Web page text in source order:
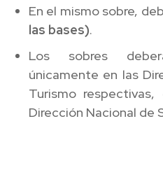
En el mismo sobre,
las bases).
Los sobres
únicamente en las
Turismo
Dirección Nacional de